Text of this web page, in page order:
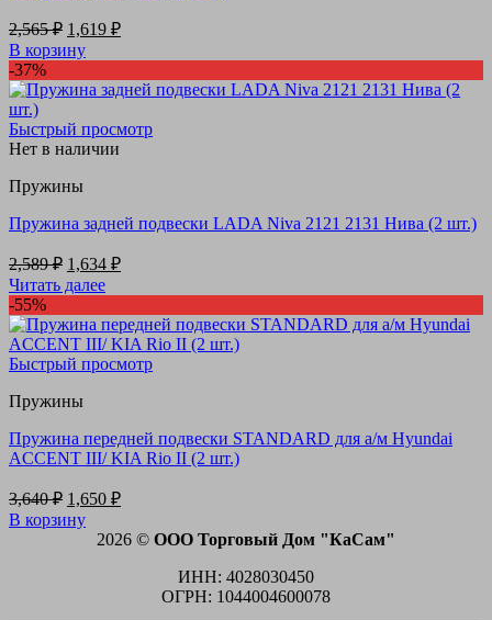
2,565₽ Первоначальная
цена
составляла
2,565 ₽.
1,619 ₽Текущая
В корзину
-37%
Быстрый просмотр
Нет в наличии
Пружины
Пружина задней подвески LADA Niva 2121 2131 Нива (2 шт.)
2,589₽ Первоначальная
цена
составляла
2,589 ₽.
1,634 ₽Текущая
Читать далее
-55%
Быстрый просмотр
Пружины
Пружина передней подвески STANDARD для а/м Hyundai
ACCENT III/ KIA Rio II (2 шт.)
3,640₽ Первоначальная
цена
составляла
1,650 ₽Текущая
1,650 ₽.
В корзину
2026 © ООО Торговый Дом "КаСам"
ИНН: 4028030450
ОГРН: 1044004600078